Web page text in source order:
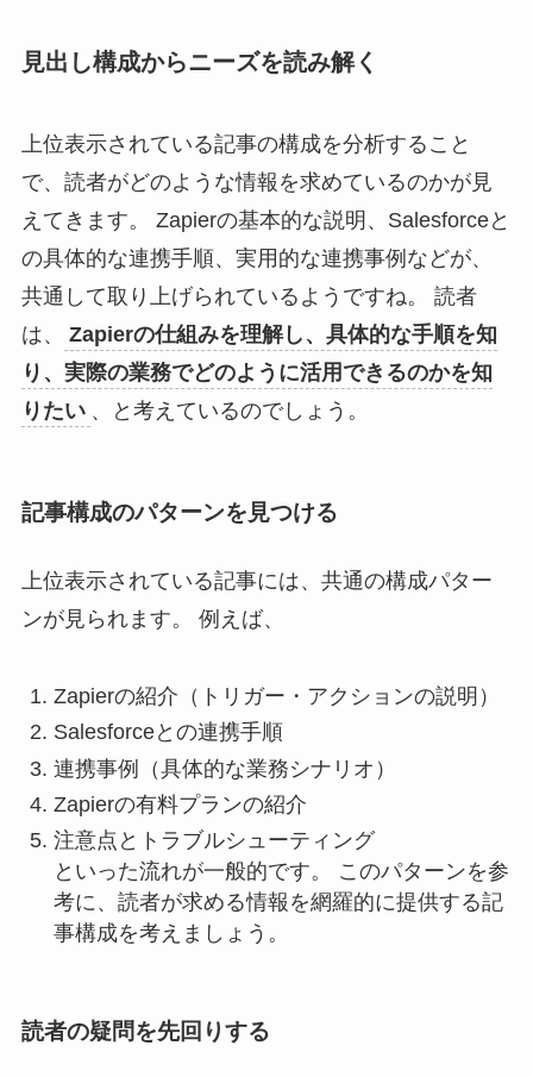
見出し構成からニーズを読み解く
上位表示されている記事の構成を分析すること
で、読者がどのような情報を求めているのかが見
えてきます。 Zapierの基本的な説明、Salesforceと
の具体的な連携手順、実用的な連携事例などが、
共通して取り上げられているようですね。 読者
は、
Zapierの仕組みを理解し、具体的な手順を知
り、実際の業務でどのように活用できるのかを知
りたい 、と考えているのでしょう。
記事構成のパターンを見つける
上位表示されている記事には、共通の構成パター
ンが見られます。 例えば、
Zapierの紹介（トリガー・アクションの説明）
Salesforceとの連携手順
連携事例（具体的な業務シナリオ）
Zapierの有料プランの紹介
注意点とトラブルシューティング
といった流れが一般的です。 このパターンを参
考に、読者が求める情報を網羅的に提供する記
事構成を考えましょう。
読者の疑問を先回りする